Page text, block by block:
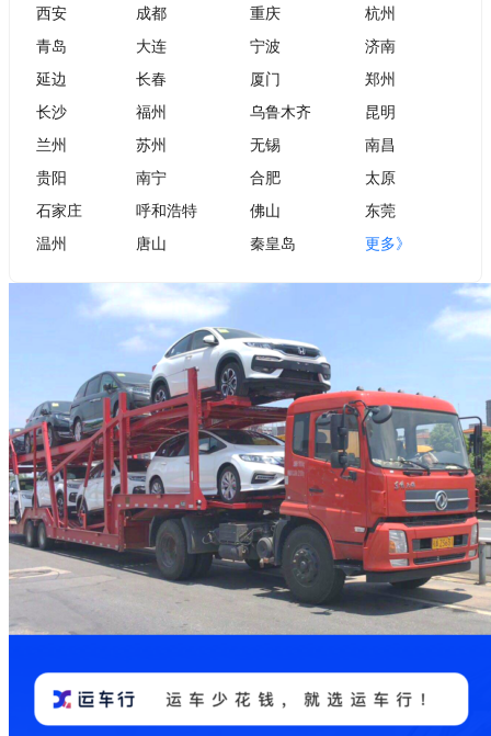
西安
成都 重庆
杭州
青岛
大连 宁波
济南
延边
长春 厦门
郑州
长沙
福州 乌鲁木齐
昆明
兰州
苏州 无锡
南昌
贵阳
南宁 合肥
太原
石家庄
呼和浩特 佛山
东莞
温州
唐山 秦皇岛 更多》